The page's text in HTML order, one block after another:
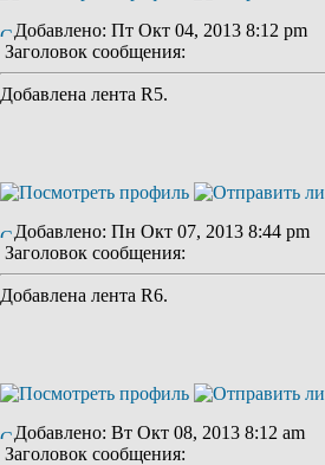
Добавлено: Пт Окт 04, 2013 8:12 pm
Заголовок сообщения:
Добавлена лента R5.
Добавлено: Пн Окт 07, 2013 8:44 pm
Заголовок сообщения:
Добавлена лента R6.
Добавлено: Вт Окт 08, 2013 8:12 am
Заголовок сообщения: